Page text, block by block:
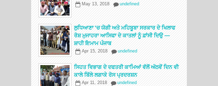
May 13, 2018 undefined
ਲੁਧਿਆਣਾ 'ਚ ਯੋਗੀ ਅਤੇ ਮਹਿਬੂਬਾ ਸਰਕਾਰ ਦੇ ਖਿਲਾਫ
ਰੋਸ਼ ਮੁਜਾਹਰਾ ਆਸਿਫਾ ਦੇ ਕਾਤਲਾਂ ਨੂੰ ਫ਼ਾਂਸੀ ਦਿਉ —
ਸ਼ਾਹੀ ਇਮਾਮ ਪੰਜਾਬ
Apr 15, 2018 undefined
ਸਿਹਤ ਵਿਭਾਗ ਦੇ ਦਫਤਰੀ ਕਾਮਿਆਂ ਵੱਲੋਂ ਅੱਠਵੇਂ ਦਿਨ ਵੀ
ਕਾਲੇ ਬਿੱਲੇ ਲਗਾਕੇ ਰੋਸ ਪ੍ਰਦਰਸ਼ਨ
Apr 11, 2018 undefined